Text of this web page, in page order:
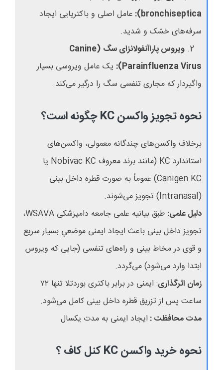
bronchiseptica
): عامل اصلی و باکتریایی ایجاد
سرفه‌های خشک و شدید.
2. ویروس پاراآنفولانزای سگ (
Canine
Parainfluenza Virus
): یک عامل ویروسی بسیار
واگیردار که مجاری تنفسی سگ را درگیر می‌کند.
نحوه تجویز واکسنKCچگونه است؟
برخلاف واکسن‌های چندگانه معمولی، واکسن‌های
استاندارد KC (مانند برند معروف Nobivac KC یا
Canigen KC) عموماً به صورت قطره داخل بینی
(
Intranasal) تجویز می‌شوند.
دلیل علمی: طبق بیانیه علمی جامعه دامپزشکی WSAVA،
تجویز داخل بینی باعث ایجاد ایمنی موضعیِ بسیار سریع
و قوی در مخاط بینی و راه‌های تنفسی (جایی که ویروس
ابتدا وارد می‌شود) می‌گردد.
زمان اثرگذاری: ایمنی در برابر باکتری بوردتلا تنها ۷۲
ساعت پس از تزریق قطره داخل بینی کامل می‌شود.
مدت محافظت : ایجاد ایمنی به مدت یکسال
نحوه خرید واکسن KC کنل کاف ؟